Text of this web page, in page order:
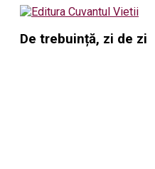
De trebuință, zi de zi